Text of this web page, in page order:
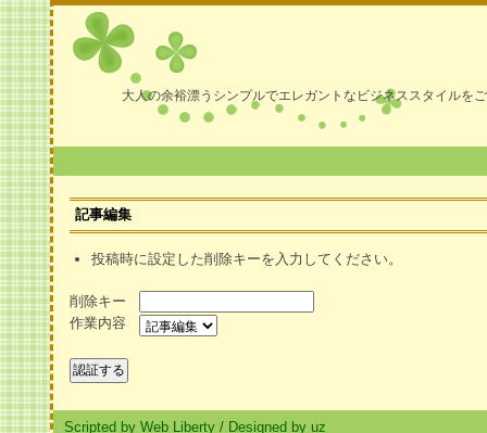
大人の余裕漂うシンプルでエレガントなビジネススタイルを
記事編集
投稿時に設定した削除キーを入力してください。
削除キー
作業内容
Scripted by Web Liberty / Designed by uz